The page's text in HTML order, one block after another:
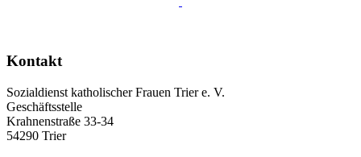
Kontakt
Sozialdienst katholischer Frauen Trier e. V.
Geschäftsstelle
Krahnenstraße 33-34
54290 Trier